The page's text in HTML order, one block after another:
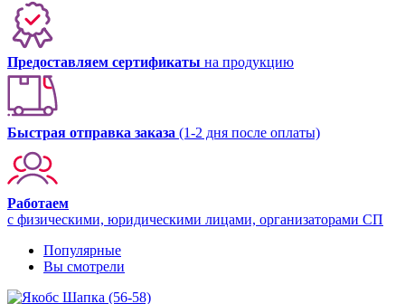
Предоставляем сертификаты на продукцию
Быстрая отправка заказа (1-2 дня после оплаты)
Работаем
с физическими, юридическими лицами, организаторами СП
Популярные
Вы смотрели